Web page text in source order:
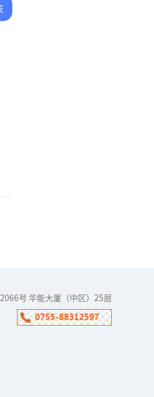
号 华能大厦（中区）25层